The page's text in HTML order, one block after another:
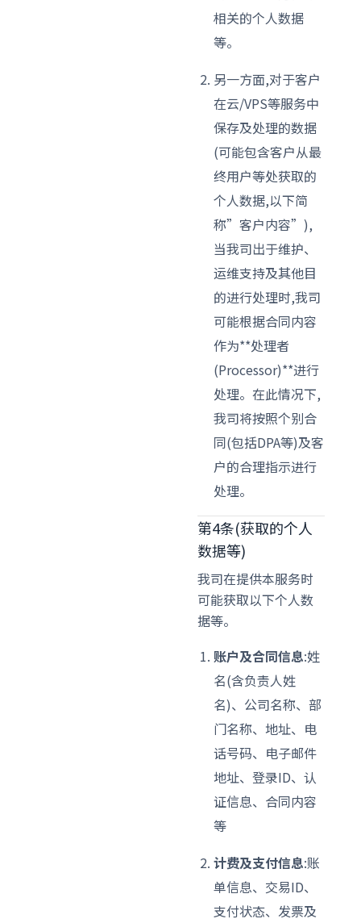
相关的个人数据
等。
另一方面,对于客户
在云/VPS等服务中
保存及处理的数据
(可能包含客户从最
终用户等处获取的
个人数据,以下简
称”客户内容”),
当我司出于维护、
运维支持及其他目
的进行处理时,我司
可能根据合同内容
作为**处理者
(Processor)**进行
处理。在此情况下,
我司将按照个别合
同(包括DPA等)及客
户的合理指示进行
处理。
第4条(获取的个人
数据等)
我司在提供本服务时
可能获取以下个人数
据等。
账户及合同信息:姓
名(含负责人姓
名)、公司名称、部
门名称、地址、电
话号码、电子邮件
地址、登录ID、认
证信息、合同内容
等
计费及支付信息:账
单信息、交易ID、
支付状态、发票及